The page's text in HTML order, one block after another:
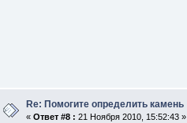
Re: Помогите определить камень
«Ответ #8 : 21 Ноября 2010, 15:52:43 »